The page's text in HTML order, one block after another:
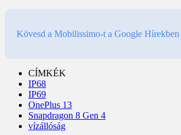
Kövesd a Mobilissimo-t a Google Hírekben
CÍMKÉK
IP68
IP69
OnePlus 13
Snapdragon 8 Gen 4
vízállóság